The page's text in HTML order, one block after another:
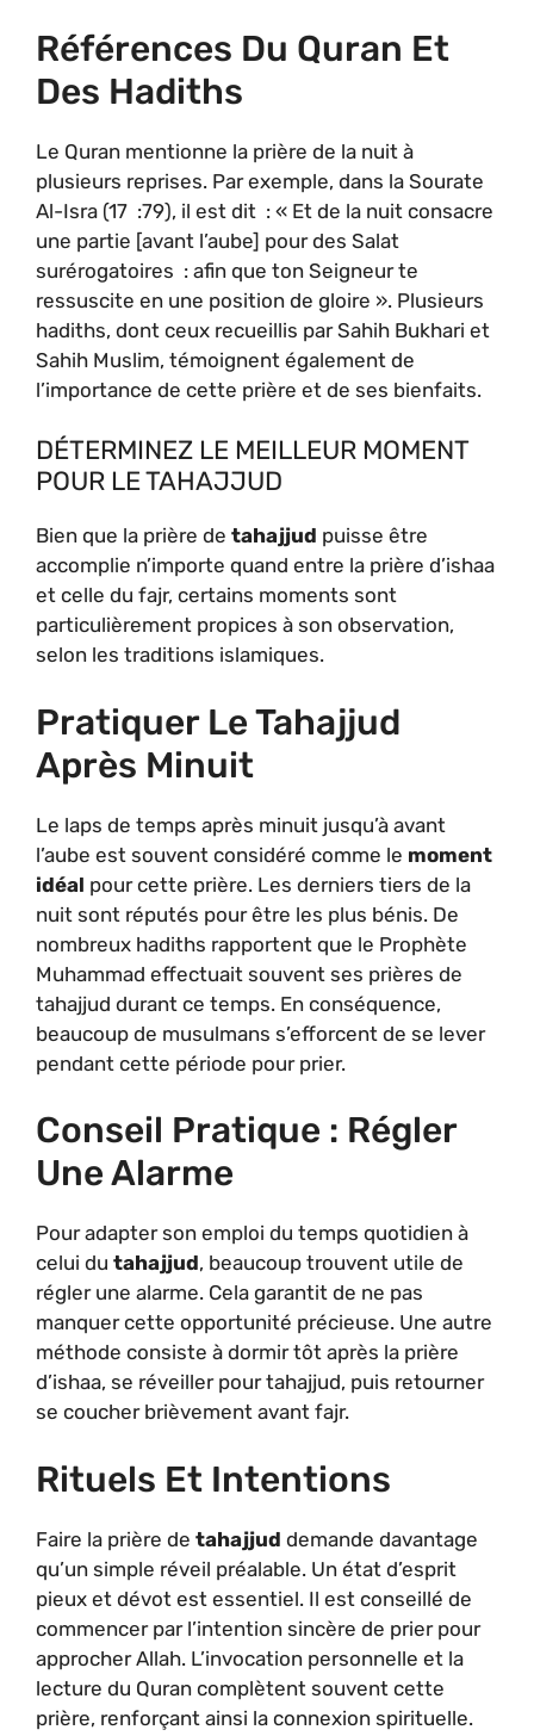
Références Du Quran Et
Des Hadiths
Le Quran mentionne la prière de la nuit à
plusieurs reprises. Par exemple, dans la Sourate
Al-Isra (17 :79), il est dit : « Et de la nuit consacre
une partie [avant l’aube] pour des Salat
surérogatoires : afin que ton Seigneur te
ressuscite en une position de gloire ». Plusieurs
hadiths, dont ceux recueillis par Sahih Bukhari et
Sahih Muslim, témoignent également de
l’importance de cette prière et de ses bienfaits.
DÉTERMINEZ LE MEILLEUR MOMENT
POUR LE TAHAJJUD
Bien que la prière de tahajjud puisse être
accomplie n’importe quand entre la prière d’ishaa
et celle du fajr, certains moments sont
particulièrement propices à son observation,
selon les traditions islamiques.
Pratiquer Le Tahajjud
Après Minuit
Le laps de temps après minuit jusqu’à avant
l’aube est souvent considéré comme le moment
idéal pour cette prière. Les derniers tiers de la
nuit sont réputés pour être les plus bénis. De
nombreux hadiths rapportent que le Prophète
Muhammad effectuait souvent ses prières de
tahajjud durant ce temps. En conséquence,
beaucoup de musulmans s’efforcent de se lever
pendant cette période pour prier.
Conseil Pratique : Régler
Une Alarme
Pour adapter son emploi du temps quotidien à
celui du tahajjud, beaucoup trouvent utile de
régler une alarme. Cela garantit de ne pas
manquer cette opportunité précieuse. Une autre
méthode consiste à dormir tôt après la prière
d’ishaa, se réveiller pour tahajjud, puis retourner
se coucher brièvement avant fajr.
Rituels Et Intentions
Faire la prière de tahajjud demande davantage
qu’un simple réveil préalable. Un état d’esprit
pieux et dévot est essentiel. Il est conseillé de
commencer par l’intention sincère de prier pour
approcher Allah. L’invocation personnelle et la
lecture du Quran complètent souvent cette
prière, renforçant ainsi la connexion spirituelle.